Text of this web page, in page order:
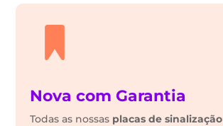
Nova com Garantia
Todas as nossas placas de sinalização